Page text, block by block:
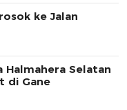
ke Jalan
Halmahera Selatan
di Gane